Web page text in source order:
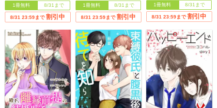
1冊無料 8/31まで
8/31 23:59まで 割引中
1冊無料 8/31まで
8/31 23:59まで 割引中
1冊無料 8/31まで
8/31 23:59まで 割引中